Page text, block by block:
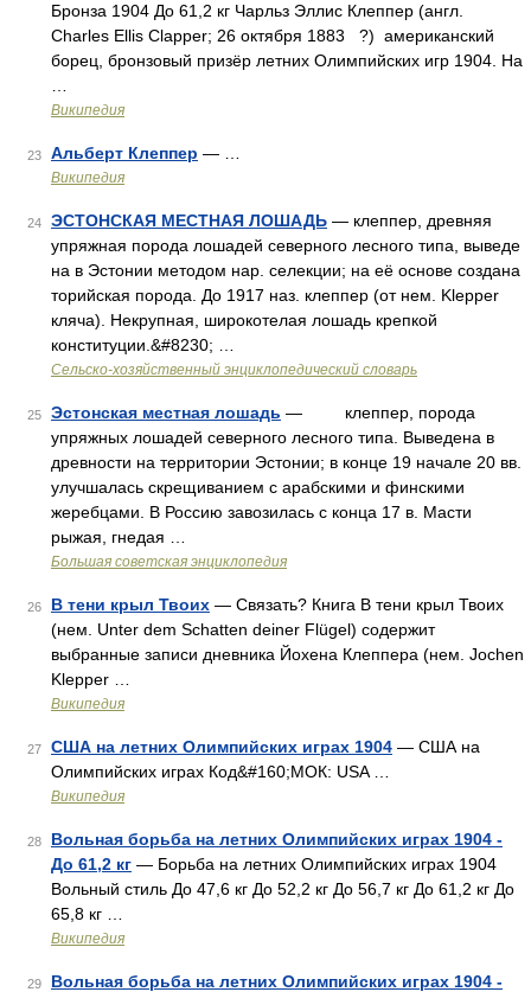
Бронза 1904 До 61,2 кг Чарльз Эллис Клеппер (англ.
Charles Ellis Clapper; 26 октября 1883 ?) американский
борец, бронзовый призёр летних Олимпийских игр 1904. На
Википедия
23 Альберт Клеппер — …
Википедия
24 ЭСТОНСКАЯ МЕСТНАЯ ЛОШАДЬ — клеппер, древняя
упряжная порода лошадей северного лесного типа, выведе
на в Эстонии методом нар. селекции; на её основе создана
торийская порода. До 1917 наз. клеппер (от нем. Klepper
кляча). Некрупная, широкотелая лошадь крепкой
конституции.&#8230; …
Сельско-хозяйственный энциклопедический словарь
25 Эстонская местная лошадь — клеппер, порода
упряжных лошадей северного лесного типа. Выведена в
древности на территории Эстонии; в конце 19 начале 20 вв.
улучшалась скрещиванием с арабскими и финскими
жеребцами. В Россию завозилась с конца 17 в. Масти
рыжая, гнедая …
Большая советская энциклопедия
26 В тени крыл Твоих — Связать? Книга В тени крыл Твоих
(нем. Unter dem Schatten deiner Flügel) содержит
выбранные записи дневника Йохена Клеппера (нем. Jochen
Klepper …
Википедия
27 США на летних Олимпийских играх 1904 — США на
Олимпийских играх Код&#160;МОК: USA …
Википедия
28
Вольная борьба на летних Олимпийских играх 1904 -
До 61,2 кг — Борьба на летних Олимпийских играх 1904
Вольный стиль До 47,6 кг До 52,2 кг До 56,7 кг До 61,2 кг До
65,8 кг …
Википедия
29
Вольная борьба на летних Олимпийских играх 1904 -